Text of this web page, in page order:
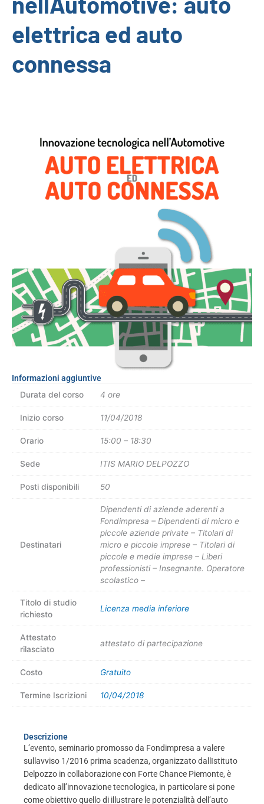
elettrica ed auto
connessa
Informazioni aggiuntive
Durata del corso
4 ore
Inizio corso 11/04/2018
Orario 15:00 – 18:30
Sede ITIS MARIO DELPOZZO
Posti disponibili 50
Destinatari
Dipendenti di aziende aderenti a
Fondimpresa – Dipendenti di micro e
piccole aziende private – Titolari di
micro e piccole imprese – Titolari di
piccole e medie imprese – Liberi
professionisti – Insegnante. Operatore
scolastico –
Titolo di studio
richiesto
Licenza media inferiore
Attestato
rilasciato
attestato di partecipazione
Costo Gratuito
Termine Iscrizioni 10/04/2018
Descrizione
L’evento, seminario promosso da Fondimpresa a valere
sullavviso 1/2016 prima scadenza, organizzato dallIstituto
Delpozzo in collaborazione con Forte Chance Piemonte, è
dedicato all’innovazione tecnologica, in particolare si pone
come obiettivo quello di illustrare le potenzialità dell’auto